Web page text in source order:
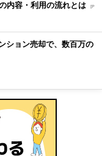
内容・利用の流れとは [P
ション売却で、数百万の